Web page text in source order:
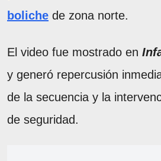
boliche de zona norte.
El video fue mostrado en
y generó repercusión
de la secuencia y la
de seguridad.